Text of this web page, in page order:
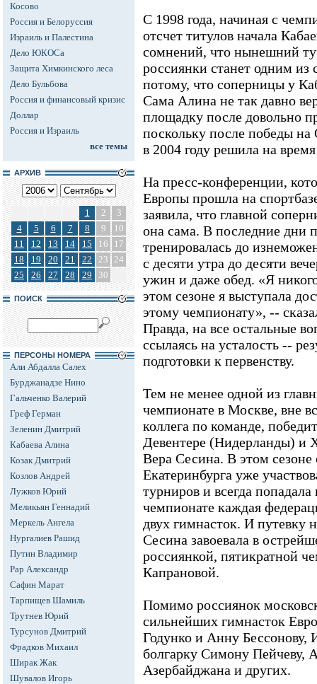
Косово
Россия и Белоруссия
Израиль и Палестина
Дело ЮКОСа
Защита Химкинского леса
Дело Бульбова
Россия и финансовый кризис
Доллар
Россия и Израиль
все темы
АРХИВ
1 2
3
4
5 6 7 8 9
10
11
12 13 14 15 16
17
18
19 20 21 22 23 24
25
26 27 28 29 30
ПОИСК
ПЕРСОНЫ НОМЕРА
Али Абдалла Салех
Бурджанадзе Нино
Гальченко Валерий
Греф Герман
Зеленин Дмитрий
Кабаева Алина
Козак Дмитрий
Козлов Андрей
Лужков Юрий
Меликьян Геннадий
Меркель Ангела
Нургалиев Рашид
Путин Владимир
Рар Александр
Сафин Марат
Тарпищев Шамиль
Трутнев Юрий
Турсунов Дмитрий
Фрадков Михаил
Ширак Жак
Шувалов Игорь
С 1998 года, начиная с
отсчет титулов начала
сомнений, что нынешний
россиянки станет одним
потому, что соперницы у
Сама Алина не так давно
площадку после довольно
поскольку после победы
в 2004 году решила на
На пресс-конференции,
Европы прошла на
заявила, что главной
она сама. В последние дни
тренировалась до
с десяти утра до десяти
ужин и даже обед. «Я
этом сезоне я выступала
этому чемпионату», --
Правда, на все остальные
ссылаясь на усталость --
подготовки к первенству.
Тем не менее одной из
чемпионате в Москве, вне
коллега по команде,
Девентере (Нидерланды) и
Вера Сесина. В этом сезоне
Екатеринбурга уже
турниров и всегда
чемпионате каждая
двух гимнасток. И путевку
Сесина завоевала в
россиянкой, пятикратной
Капрановой.
Помимо россиянок
сильнейших гимнасток
Годунко и Анну Бессонову,
болгарку Симону Пейчеву,
Азербайджана и других.